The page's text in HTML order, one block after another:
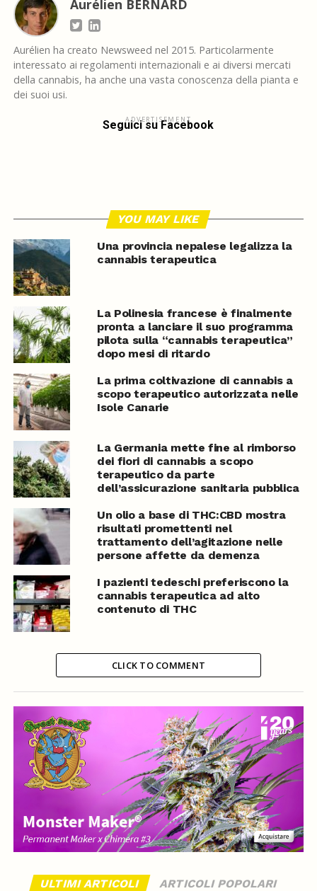
Aurélien BERNARD
Aurélien ha creato Newsweed nel 2015. Particolarmente
interessato ai regolamenti internazionali e ai diversi mercati
della cannabis, ha anche una vasta conoscenza della pianta e
dei suoi usi.
ADVERTISEMENT
Seguici su Facebook
YOU MAY LIKE
Una provincia nepalese legalizza la
cannabis terapeutica
La Polinesia francese è finalmente
pronta a lanciare il suo programma
pilota sulla “cannabis terapeutica”
dopo mesi di ritardo
La prima coltivazione di cannabis a
scopo terapeutico autorizzata nelle
Isole Canarie
La Germania mette fine al rimborso
dei fiori di cannabis a scopo
terapeutico da parte
dell’assicurazione sanitaria pubblica
Un olio a base di THC:CBD mostra
risultati promettenti nel
trattamento dell’agitazione nelle
persone affette da demenza
I pazienti tedeschi preferiscono la
cannabis terapeutica ad alto
contenuto di THC
CLICK TO COMMENT
ULTIMI ARTICOLI ARTICOLI POPOLARI